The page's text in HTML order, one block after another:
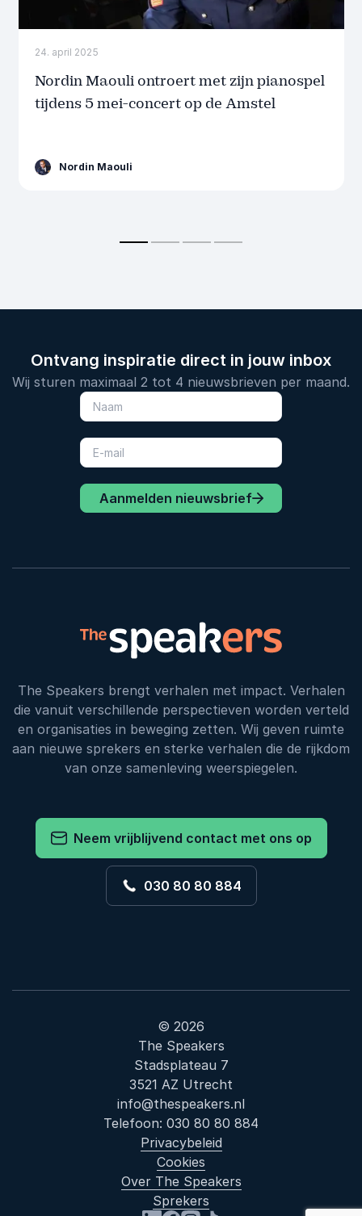
24. april 2025
Nordin Maouli ontroert met zijn pianospel
tijdens 5 mei-concert op de Amstel
Nordin Maouli
Ontvang inspiratie direct in jouw inbox
Wij sturen maximaal 2 tot 4 nieuwsbrieven per maand.
Aanmelden nieuwsbrief
The Speakers brengt verhalen met impact. Verhalen
die vanuit verschillende perspectieven worden verteld
en organisaties in beweging zetten. Wij geven ruimte
aan nieuwe sprekers en sterke verhalen die de rijkdom
van onze samenleving weerspiegelen.
Neem vrijblijvend contact met ons op
030 80 80 884
© 2026
The Speakers
Stadsplateau 7
3521 AZ Utrecht
info@thespeakers.nl
Telefoon: 030 80 80 884
Privacybeleid
Cookies
Over The Speakers
Sprekers